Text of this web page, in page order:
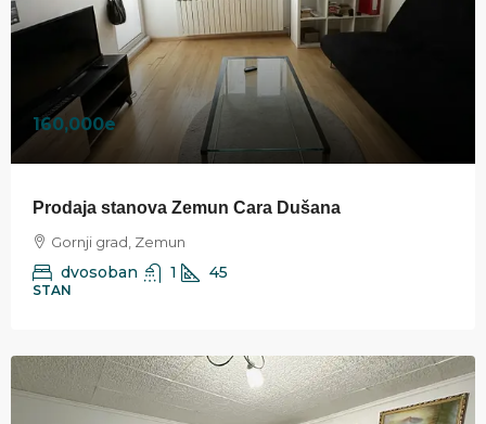
160,000e
Prodaja stanova Zemun Cara Dušana
Gornji grad, Zemun
dvosoban 1 45
STAN